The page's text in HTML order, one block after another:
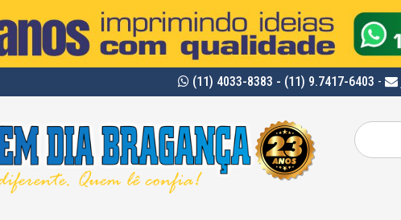
(11) 4033-8383 - (11) 9.7417-6403 -
Pesquisar
por: